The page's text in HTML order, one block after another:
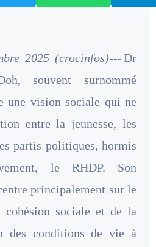
2025 (crocinfos)---Dr
souvent surnommé
une vision sociale qui ne
entre la jeunesse, les
partis politiques, hormis
le RHDP. Son
principalement sur le
cohésion sociale et de la
des conditions de vie à